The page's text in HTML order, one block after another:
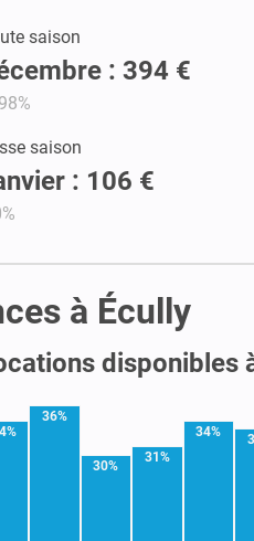
saison
: 394 €
saison
: 106 €
à Écully
disponibles
36%
30%
31%
34%